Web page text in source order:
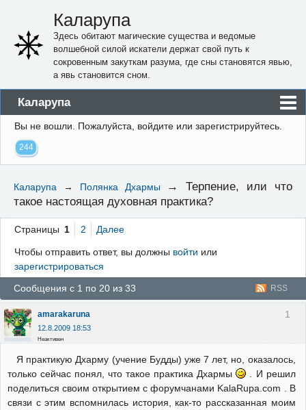
Каларупа
Здесь обитают магические существа и ведомые
волшебной силой искатели держат свой путь к
сокровенным закуткам разума, где сны становятся явью,
а явь становится сном.
Каларупа
Блог
Форум
Правила
Регистрация
Вход
Вы не вошли. Пожалуйста, войдите или зарегистрируйтесь.
244
Каларупа → Полянка Дхармы →Терпение, или что
такое настоящая духовная практика?
Страницы 1 2 Далее
Чтобы отправить ответ, вы должны войти или
зарегистрироваться
RSS
Сообщения с 1 по 20 из 33
1
amarakaruna
12.8.2009 18:53
Неактивен
Я практикую Дхарму (учение Будды) уже 7 лет, но, оказалось,
только сейчас понял, что такое практика Дхармы
. И решил
поделиться своим открытием с форумчанами KalaRupa.com . В
связи с этим вспомнилась история, как-то рассказанная моим